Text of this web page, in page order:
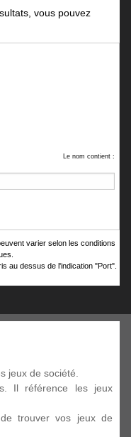
vous pouvez
Le nom contient :
varier selon les conditions
au dessus de l'indication "Port".
jeux de société.
Il référence les jeux
trouver vos jeux de